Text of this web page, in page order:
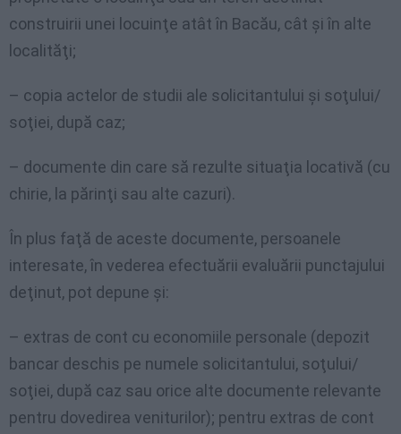
construirii unei locuinţe atât în Bacău, cât şi în alte
localităţi;
– copia actelor de studii ale solicitantului şi soţului/
soţiei, după caz;
– documente din care să rezulte situaţia locativă (cu
chirie, la părinţi sau alte cazuri).
În plus faţă de aceste documente, persoanele
interesate, în vederea efectuării evaluării punctajului
deţinut, pot depune şi:
– extras de cont cu economiile personale (depozit
bancar deschis pe numele solicitantului, soţului/
soţiei, după caz sau orice alte documente relevante
pentru dovedirea veniturilor); pentru extras de cont